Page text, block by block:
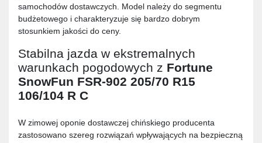
samochodów dostawczych. Model należy do segmentu
budżetowego i charakteryzuje się bardzo dobrym
stosunkiem jakości do ceny.
Stabilna jazda w ekstremalnych
warunkach pogodowych z Fortune
SnowFun FSR-902 205/70 R15
106/104 R C
W zimowej oponie dostawczej chińskiego producenta
zastosowano szereg rozwiązań wpływających na bezpieczną